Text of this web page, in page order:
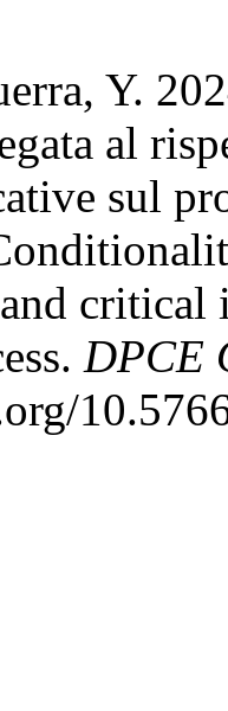
Y.
al
sul
critical
DPCE